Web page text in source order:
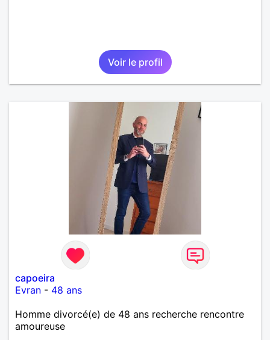
Voir le profil
capoeira
Evran - 48 ans
Homme divorcé(e) de 48 ans recherche rencontre
amoureuse